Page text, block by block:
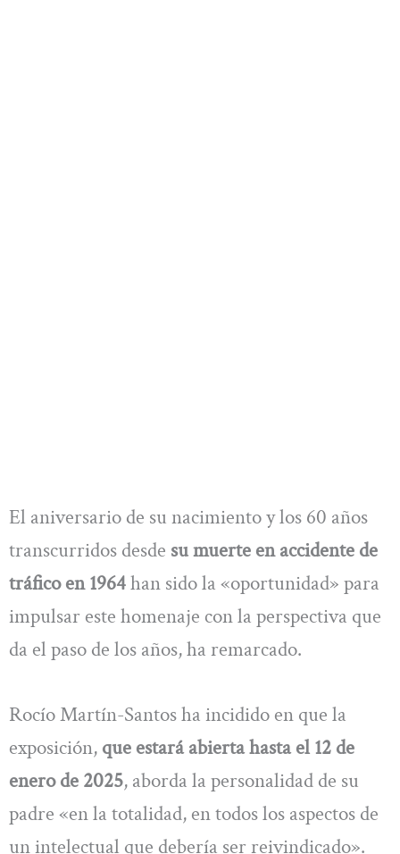
El aniversario de su nacimiento y los 60 años
transcurridos desde su muerte en accidente de
tráfico en 1964han sido la «oportunidad» para
impulsar este homenaje con la perspectiva que
da el paso de los años, ha remarcado.
Rocío Martín-Santos ha incidido en que la
exposición, que estará abierta hasta el 12 de
enero de 2025, aborda la personalidad de su
padre «en la totalidad, en todos los aspectos de
un intelectual que debería ser reivindicado».